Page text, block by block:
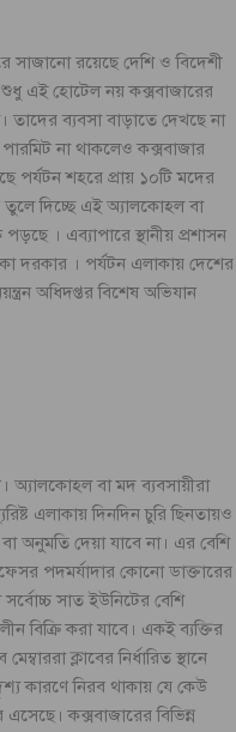
সাজানো রয়েছে দেশি ও বিদেশী
এই হোটেল নয় কক্সবাজারের
তাদের ব্যবসা বাড়াতে দেখছে না
না থাকলেও কক্সবাজার
পর্যটন শহরে প্রায় ১০টি মদের
তুলে দিচ্ছে এই অ্যালকোহল বা
। এব্যাপারে স্থানীয় প্রশাসন
দরকার । পর্যটন এলাকায় দেশের
অধিদপ্তর বিশেষ অভিযান
অ্যালকোহল বা মদ ব্যবসায়ীরা
এলাকায় দিনদিন চুরি ছিনতায়ও
অনুমতি দেয়া যাবে না। এর বেশি
পদমর্যাদার কোনো ডাক্তারের
সাত ইউনিটের বেশি
বিক্রি করা যাবে। একই ব্যক্তির
ক্লাবের নির্ধারিত স্থানে
কারণে নিরব থাকায় যে কেউ
কক্সবাজারের বিভিন্ন